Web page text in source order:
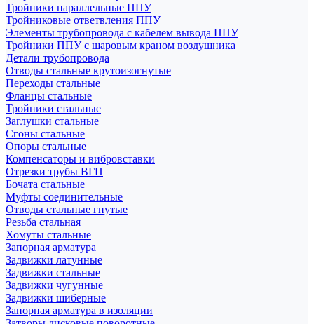
Тройники параллельные ППУ
Тройниковые ответвления ППУ
Элементы трубопровода с кабелем вывода ППУ
Тройники ППУ с шаровым краном воздушника
Детали трубопровода
Отводы стальные крутоизогнутые
Переходы стальные
Фланцы стальные
Тройники стальные
Заглушки стальные
Сгоны стальные
Опоры стальные
Компенсаторы и вибровставки
Отрезки трубы ВГП
Бочата стальные
Муфты соединительные
Отводы стальные гнутые
Резьба стальная
Хомуты стальные
Запорная арматура
Задвижки латунные
Задвижки стальные
Задвижки чугунные
Задвижки шиберные
Запорная арматура в изоляции